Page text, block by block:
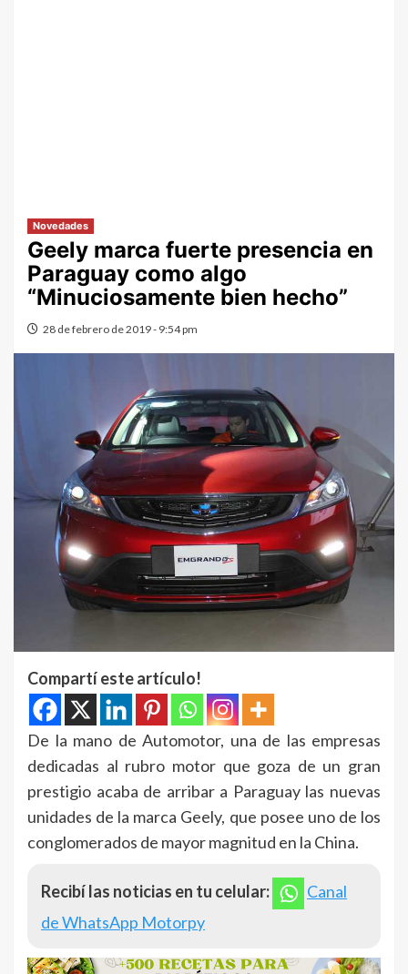
Novedades
Geely marca fuerte presencia en
Paraguay como algo
“Minuciosamente bien hecho”
28 de febrero de 2019 - 9:54 pm
Compartí este artículo!
De la mano de Automotor, una de las empresas
dedicadas al rubro motor que goza de un gran
prestigio acaba de arribar a Paraguay las nuevas
unidades de la marca Geely, que posee uno de los
conglomerados de mayor magnitud en la China.
Recibí las noticias en tu celular:
Canal
de WhatsApp Motorpy